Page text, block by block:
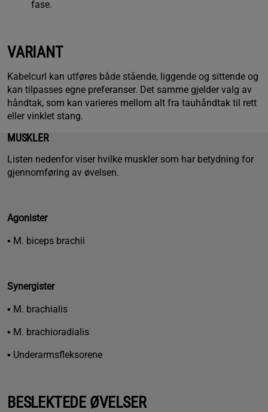
fase.
VARIANT
Kabelcurl kan utføres både stående, liggende og sittende og
kan tilpasses egne preferanser. Det samme gjelder valg av
håndtak, som kan varieres mellom alt fra tauhåndtak til rett
eller vinklet stang.
MUSKLER
Listen nedenfor viser hvilke muskler som har betydning for
gjennomføring av øvelsen.
Agonister
▪ M. biceps brachii
Synergister
▪ M. brachialis
▪ M. brachioradialis
▪ Underarmsfleksorene
BESLEKTEDE ØVELSER